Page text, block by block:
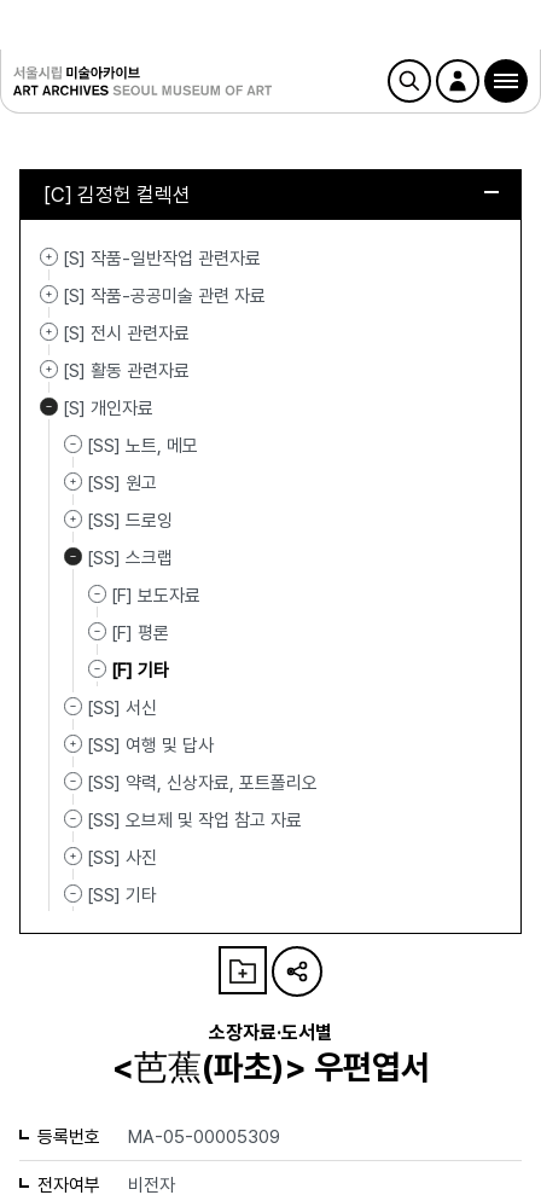
[C] 김정헌 컬렉션
[S] 작품-일반작업 관련자료
[S] 작품-공공미술 관련 자료
[S] 전시 관련자료
[S] 활동 관련자료
[S] 개인자료
[SS] 노트, 메모
[SS] 원고
[SS] 드로잉
[SS] 스크랩
[F] 보도자료
[F] 평론
[F] 기타
[SS] 서신
[SS] 여행 및 답사
[SS] 약력, 신상자료, 포트폴리오
[SS] 오브제 및 작업 참고 자료
[SS] 사진
[SS] 기타
소장자료·도서별
<芭蕉(파초)> 우편엽서
등록번호 MA-05-00005309
전자여부 비전자